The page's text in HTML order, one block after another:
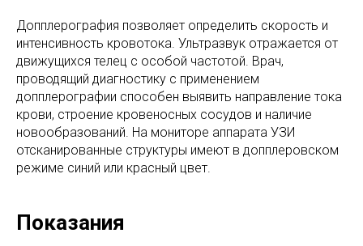
Допплерография позволяет определить скорость и
интенсивность кровотока. Ультразвук отражается от
движущихся телец с особой частотой. Врач,
проводящий диагностику с применением
допплерографии способен выявить направление тока
крови, строение кровеносных сосудов и наличие
новообразований. На мониторе аппарата УЗИ
отсканированные структуры имеют в допплеровском
режиме синий или красный цвет.
Показания